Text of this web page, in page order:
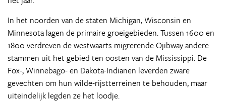
In het noorden van de staten Michigan, Wisconsin en
Minnesota lagen de primaire groeigebieden. Tussen 1600 en
1800 verdreven de westwaarts migrerende Ojibway andere
stammen uit het gebied ten oosten van de Mississippi. De
Fox-, Winnebago- en Dakota-Indianen leverden zware
gevechten om hun wilde-rijstterreinen te behouden, maar
uiteindelijk legden ze het loodje.